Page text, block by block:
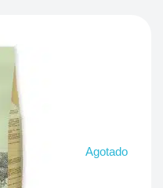
Agotado